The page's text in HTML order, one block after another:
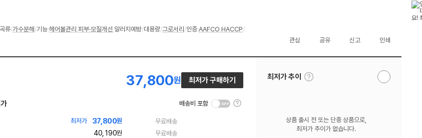
류/가수분해 /기능:헤어볼관리 피부·모질개선 알러지예방/대용량/그로서리 /인증:AAFCO HACCP/
관심 공유 신고 인쇄
37,800원 최저가 구매하기
배송비 포함
툴
팁
최저가 37,800원 무료배송
40,190원 무료배송
최저가 추이
툴
팁
알
상품 출시 전 또는 단종 상품으로,
최저가 추이가 없습니다.